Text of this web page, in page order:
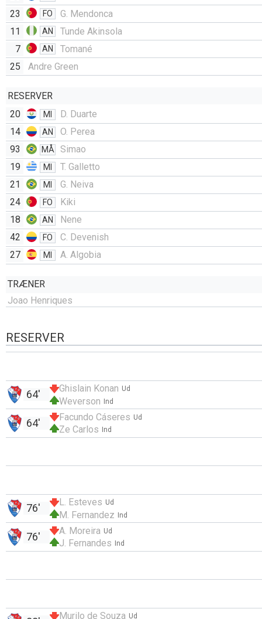
23
FO
G. Mendonca
11
AN
Tunde Akinsola
7
AN
Tomané
25
Andre Green
RESERVER
20
MI
D. Duarte
14
AN
O. Perea
93
MÅ
Simao
19
MI
T. Galletto
21
MI
G. Neiva
24
FO
Kiki
18
AN
Nene
42
FO
C. Devenish
27
MI A. Algobia
TRÆNER
Joao Henriques
RESERVER
Ud
Ghislain Konan
Ind
Weverson
64'
Ud
Facundo Cáseres
Ind
Ze Carlos
64'
Ud
L. Esteves
Ind
M. Fernandez
76'
Ud
A. Moreira
Ind
J. Fernandes
76'
Ud
Murilo de Souza